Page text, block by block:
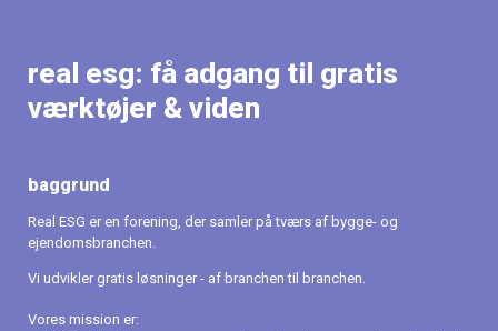
real esg: få adgang til gratis
værktøjer & viden
baggrund
Real ESG er en forening, der samler på tværs af bygge- og
ejendomsbranchen.
Vi udvikler gratis løsninger - af branchen til branchen.
Vores mission er: